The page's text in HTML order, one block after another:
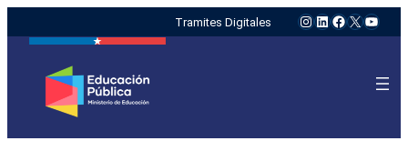
Tramites Digitales Instagram
LinkedIn
Facebook
X